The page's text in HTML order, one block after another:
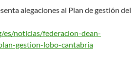
alegaciones al Plan de gestión del
es/noticias/federacion-dean-
gestion-lobo-cantabria